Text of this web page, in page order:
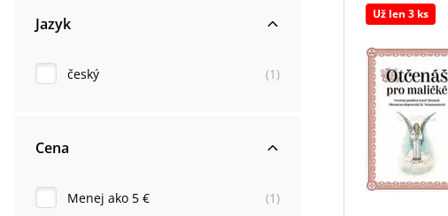
Jazyk
český (1 )
Cena
Menej ako 5 € (1 )
Už len 3 ks